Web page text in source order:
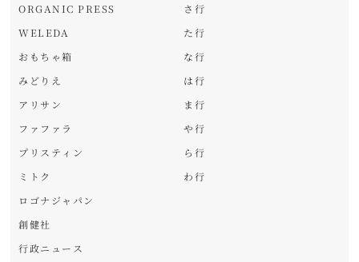
ORGANIC PRESS
WELEDA
おもちゃ箱
みどりえ
アリサン
ファファラ
プリスティン
ミトク
ロゴナジャパン
創健社
行政ニュース
さ行
た行
な行
は行
ま行
や行
ら行
わ行